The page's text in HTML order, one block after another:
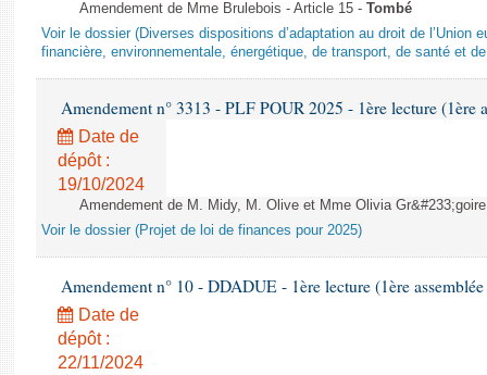
Amendement de Mme Brulebois - Article 15 - Tombé
Voir le dossier (Diverses dispositions d’adaptation au droit de l’Union
financière, environnementale, énergétique, de transport, de santé et
Amendement n° 3313 - PLF POUR 2025 - 1ère lecture (1ère
Date de
dépôt :
19/10/2024
Amendement de M. Midy, M. Olive et Mme Olivia
Voir le dossier (Projet de loi de finances pour 2025)
Amendement n° 10 - DDADUE - 1ère lecture (1ère
Date de
dépôt :
22/11/2024